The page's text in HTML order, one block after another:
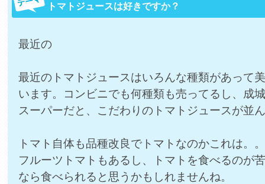
トマトジュースは好きですか？
最近の
最近のトマトジュースはいろんな種類があって
います。コンビニでも何種類も売ってるし、成
スーパーだと、こだわりのトマトジュースが並
トマト自体も品種改良でトマトなのかこれは。
フルーツトマトもあるし、トマトを食べるのが
なら食べられると思うかもしれませんね。